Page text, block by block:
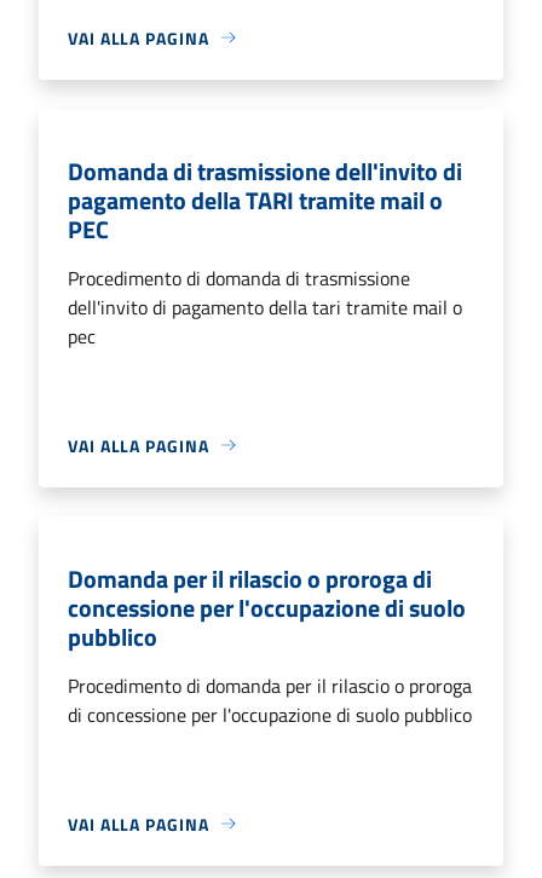
VAI ALLA PAGINA
Domanda di trasmissione dell'invito di
pagamento della TARI tramite mail o
PEC
Procedimento di domanda di trasmissione
dell'invito di pagamento della tari tramite mail o
pec
VAI ALLA PAGINA
Domanda per il rilascio o proroga di
concessione per l'occupazione di suolo
pubblico
Procedimento di domanda per il rilascio o proroga
di concessione per l'occupazione di suolo pubblico
VAI ALLA PAGINA